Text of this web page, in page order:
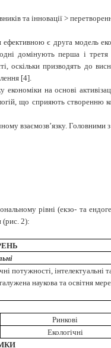
та інновації >
є друга модель
домінують перша і третя
оскільки призводять до
[4].
на основі
що сприяють створенню
взаємо­зв’язку. Головними
рівні (екзо- та
(рис. 2):
потужності, інтелектуальні
наукова та освітня
Ринкові
Екологічні